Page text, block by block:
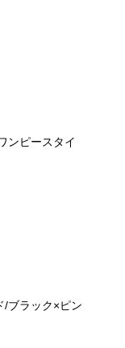
ンピースタイ
/ブラック×ピン